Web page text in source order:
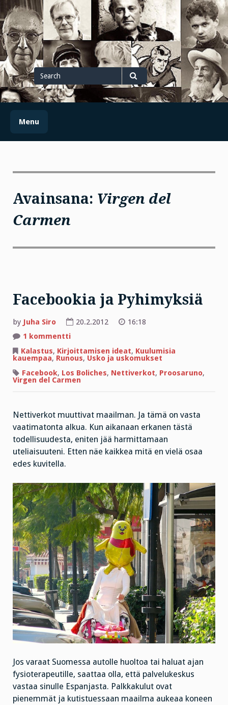
Skip
to
content
Search
for
Search
Menu
Avainsana: Virgen del
Carmen
Facebookia ja Pyhimyksiä
by Juha Siro 20.2.2012
16:18
1 kommenttiartikkeliin
ja
Pyhimyksiä
Kalastus, Kirjoittamisen ideat, Kuulumisia
kauempaa, Runous, Usko ja uskomukset
Facebook, Los Boliches, Nettiverkot, Proosaruno,
Virgen del Carmen
Nettiverkot muuttivat maailman. Ja tämä on vasta
vaatimatonta alkua. Kun aikanaan erkanen tästä
todellisuudesta, eniten jää harmittamaan
uteliaisuuteni. Etten näe kaikkea mitä en vielä osaa
edes kuvitella.
Jos varaat Suomessa autolle huoltoa tai haluat ajan
fysioterapeutille, saattaa olla, että palvelukeskus
vastaa sinulle Espanjasta. Palkkakulut ovat
pienemmät ja kutistuessaan maailma aukeaa koneen